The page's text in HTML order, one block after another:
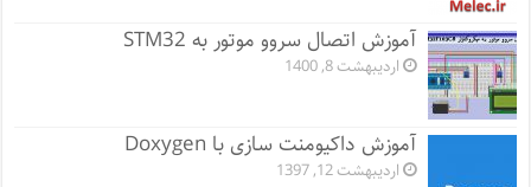
آموزش اتصال سروو موتور به STM32
اردیبهشت 8, 1400
آموزش داکیومنت سازی با Doxygen
اردیبهشت 12, 1397